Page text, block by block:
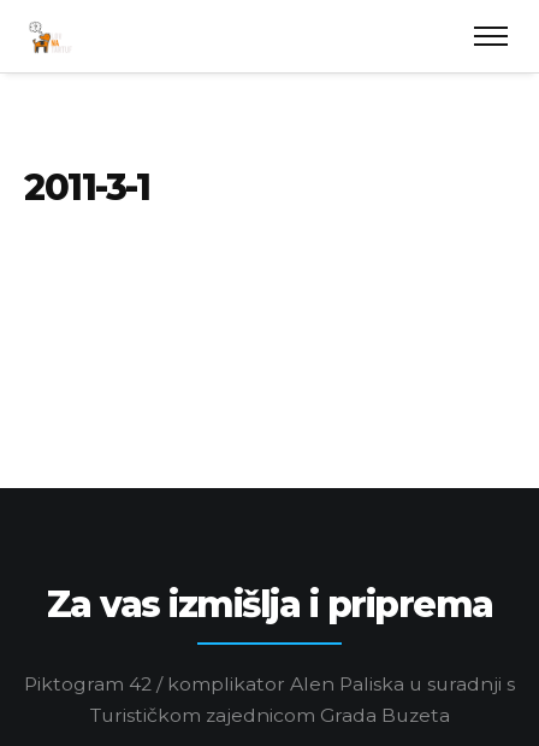
2011-3-1
Za vas izmišlja i priprema
Piktogram 42 / komplikator Alen Paliska u suradnji s
Turističkom zajednicom Grada Buzeta